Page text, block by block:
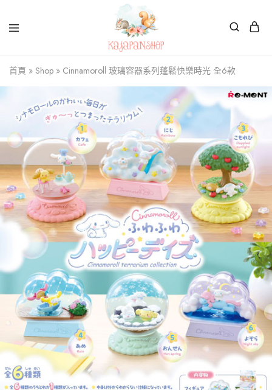
Kajapanshop
韓
店
首頁 » Shop » Cinnamoroll 玻璃容器系列蓬鬆快樂時光 全6款